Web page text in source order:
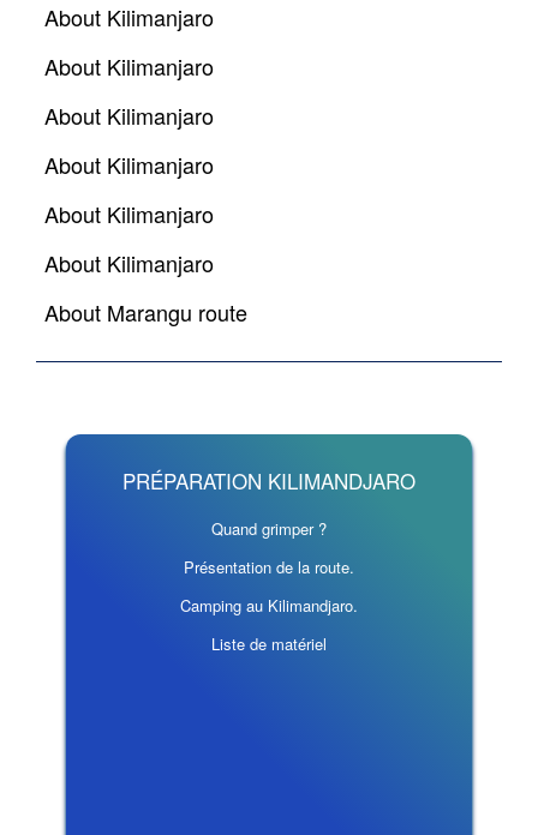
About Kilimanjaro
About Kilimanjaro
About Kilimanjaro
About Kilimanjaro
About Kilimanjaro
About Kilimanjaro
About Marangu route
PRÉPARATION KILIMANDJARO
Quand grimper ?
Présentation de la route.
Camping au Kilimandjaro.
Liste de matériel